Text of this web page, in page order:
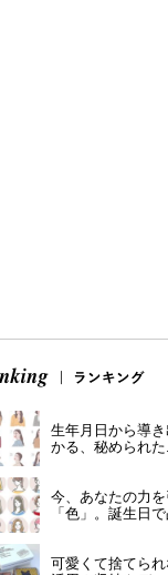
生年月日から導き
かる、秘められ
今、あなたの力
「色」。誕生日
可愛くて捨てら